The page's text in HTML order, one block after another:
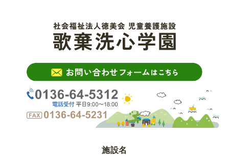
施設名